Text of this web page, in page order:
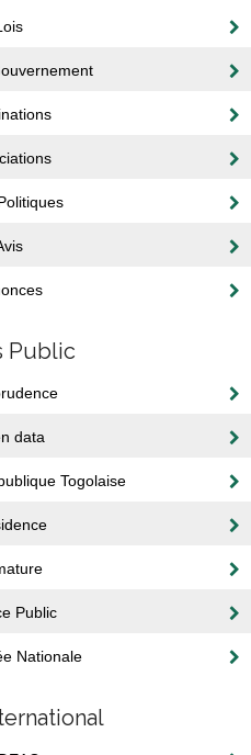
Public
data
Togolaise
Public
Nationale